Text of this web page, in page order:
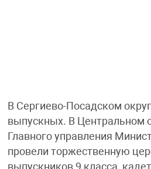
В Сергиево-Посадском
выпускных. В Центральном
Главного управления
провели торжественную